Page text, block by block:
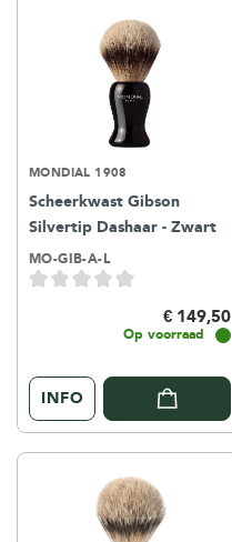
MONDIAL 1908
Scheerkwast Gibson
Silvertip Dashaar - Zwart
MO-GIB-A-L
€ 149,50
Op voorraad
INFO